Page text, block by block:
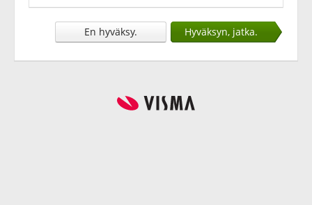
En hyväksy. Hyväksyn, jatka.